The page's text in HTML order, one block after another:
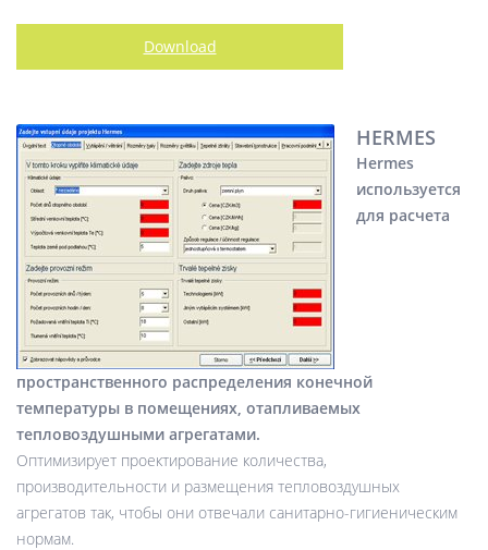
Download
HERMES
Hermes
используется
для расчета
пространственного распределения конечной
температуры в помещениях, отапливаемых
тепловоздушными агрегатами.
Оптимизирует проектирование количества,
производительности и размещения тепловоздушных
агрегатов так, чтобы они отвечали санитарно-гигиеническим
нормам.